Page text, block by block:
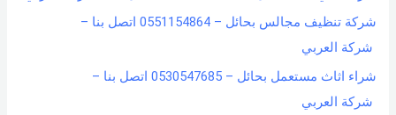
شركة تنظيف مجالس بحائل – 0551154864 اتصل بنا –
شركة العربي
شراء اثاث مستعمل بحائل – 0530547685 اتصل بنا –
شركة العربي